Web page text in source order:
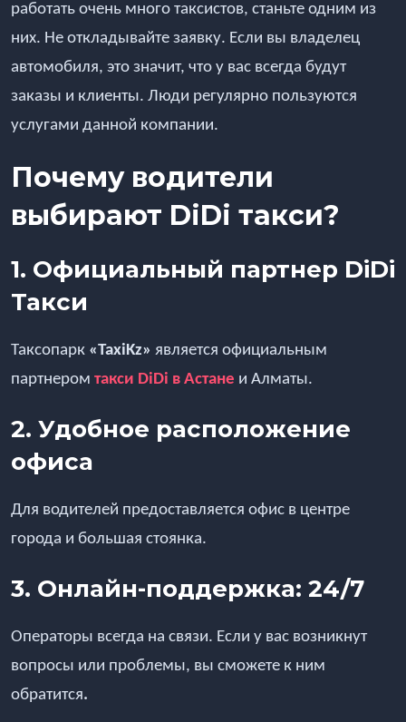
работать очень много таксистов, станьте одним из
них. Не откладывайте заявку. Если вы владелец
автомобиля, это значит, что у вас всегда будут
заказы и клиенты. Люди регулярно пользуются
услугами данной компании.
Почему водители
выбирают DiDi такси?
1. Официальный партнер DiDi
Такси
Таксопарк «TaxiKz» является официальным
партнером такси DiDi в Астане и Алматы.
2. Удобное расположение
офиса
Для водителей предоставляется офис в центре
города и большая стоянка.
3. Онлайн-поддержка: 24/7
Операторы всегда на связи. Если у вас возникнут
вопросы или проблемы, вы сможете к ним
обратится.